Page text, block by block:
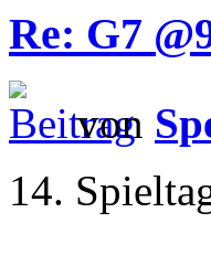
Re: G7
von
14.